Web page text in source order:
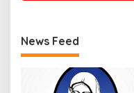
News Feed